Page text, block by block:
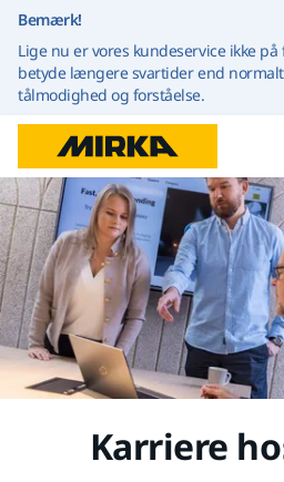
Bemærk!
Lige nu er vores kundeservice ikke
betyde længere svartider end
tålmodighed og forståelse.
Karriere